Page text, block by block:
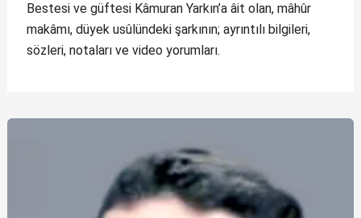
Bestesi ve güftesi Kâmuran Yarkın’a âit olan, mâhûr
makâmı, düyek usûlündeki şarkının; ayrıntılı bilgileri,
sözleri, notaları ve video yorumları.